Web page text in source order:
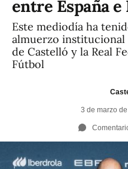
entre España e
Este mediodía ha
almuerzo
de Castelló y la Real
Fútbol
3 de marzo